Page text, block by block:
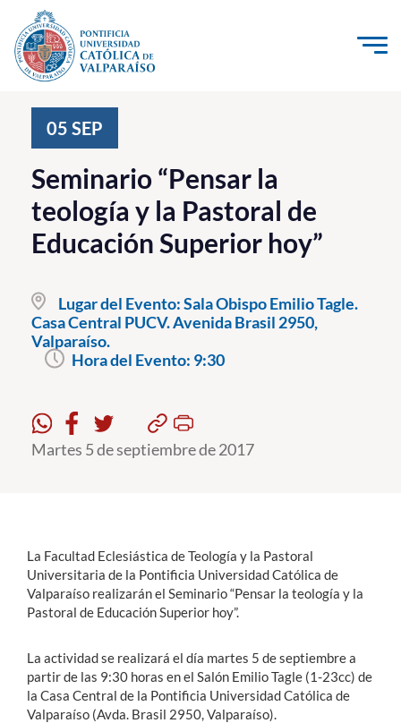
Click acá para ir directamente al contenido
Investigación, Creación e Innovación
PUCV Internacional
Vinculación con el Medio
Pregrado
Postgrado
Estudiantes
Alumni
05 SEP
Seminario “Pensar la
teología y la Pastoral de
Educación Superior hoy”
Lugar del Evento:Sala Obispo Emilio Tagle.
Casa Central PUCV. Avenida Brasil 2950,
Valparaíso.
Hora del Evento: 9:30
Martes 5 de septiembre de 2017
La Facultad Eclesiástica de Teología y la Pastoral
Universitaria de la Pontificia Universidad Católica de
Valparaíso realizarán el Seminario “Pensar la teología y la
Pastoral de Educación Superior hoy”.
La actividad se realizará el día martes 5 de septiembre a
partir de las 9:30 horas en el Salón Emilio Tagle (1-23cc) de
la Casa Central de la Pontificia Universidad Católica de
Valparaíso (Avda. Brasil 2950, Valparaíso).